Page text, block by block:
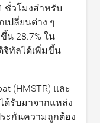
ชั่วโมงสำหรับ
ปลี่ยนต่าง ๆ
ขึ้น 28.7% ใน
จิทัลได้เพิ่มขึ้น
(HMSTR) และ
ด้รับมาจากแหล่ง
ะกันความถูกต้อง